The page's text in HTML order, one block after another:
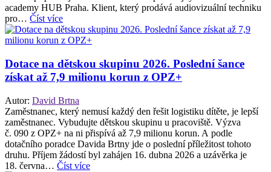
academy HUB Praha. Klient, který prodává audiovizuální techniku
pro… Číst více
Dotace na dětskou skupinu 2026. Poslední šance
získat až 7,9 milionu korun z OPZ+
Autor: David Brtna
Zaměstnanec, který nemusí každý den řešit logistiku dítěte, je lepší
zaměstnanec. Vybudujte dětskou skupinu u pracoviště. Výzva
č. 090 z OPZ+ na ni přispívá až 7,9 milionu korun. A podle
dotačního poradce Davida Brtny jde o poslední příležitost tohoto
druhu. Příjem žádostí byl zahájen 16. dubna 2026 a uzávěrka je
18. června… Číst více